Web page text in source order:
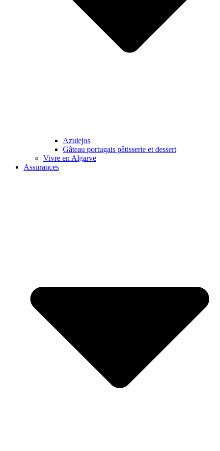
Azulejos
Gâteau portugais pâtisserie et dessert
Vivre en Algarve
Assurances